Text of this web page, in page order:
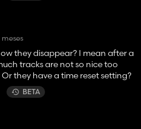
they disappear? I mean after a
tracks are not so nice too
they have a time reset setting?
BETA